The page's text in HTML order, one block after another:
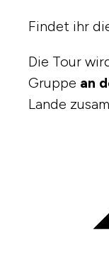
Findet ihr
Die Tour
Gruppe an
Lande